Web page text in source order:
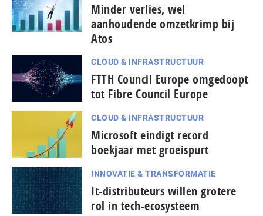
Minder verlies, wel
aanhoudende omzetkrimp bij
Atos
CLOUD & INFRASTRUCTUUR
FTTH Council Europe omgedoopt
tot Fibre Council Europe
CLOUD & INFRASTRUCTUUR
Microsoft eindigt record
boekjaar met groeispurt
INNOVATIE & TRANSFORMATIE
It-dis­tri­bu­teurs willen grotere
rol in tech-ecosysteem